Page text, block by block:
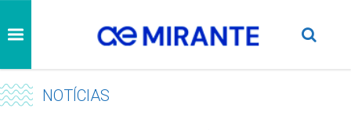
NOTÍCIAS